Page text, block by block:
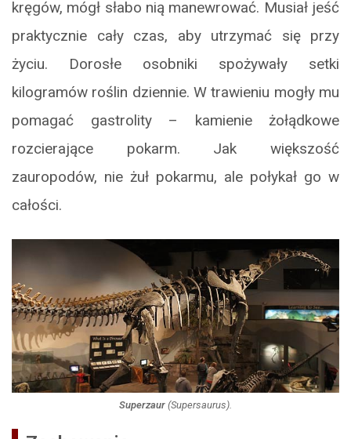
kręgów, mógł słabo nią manewrować. Musiał jeść
praktycznie cały czas, aby utrzymać się przy
życiu. Dorosłe osobniki spożywały setki
kilogramów roślin dziennie. W trawieniu mogły mu
pomagać gastrolity – kamienie żołądkowe
rozcierające pokarm. Jak większość
zauropodów, nie żuł pokarmu, ale połykał go w
całości.
Superzaur (Supersaurus).